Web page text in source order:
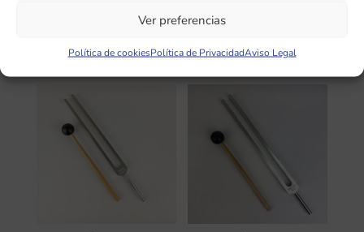
Ver preferencias
Política de cookiesPolítica de PrivacidadAviso Legal
Productos relacionados